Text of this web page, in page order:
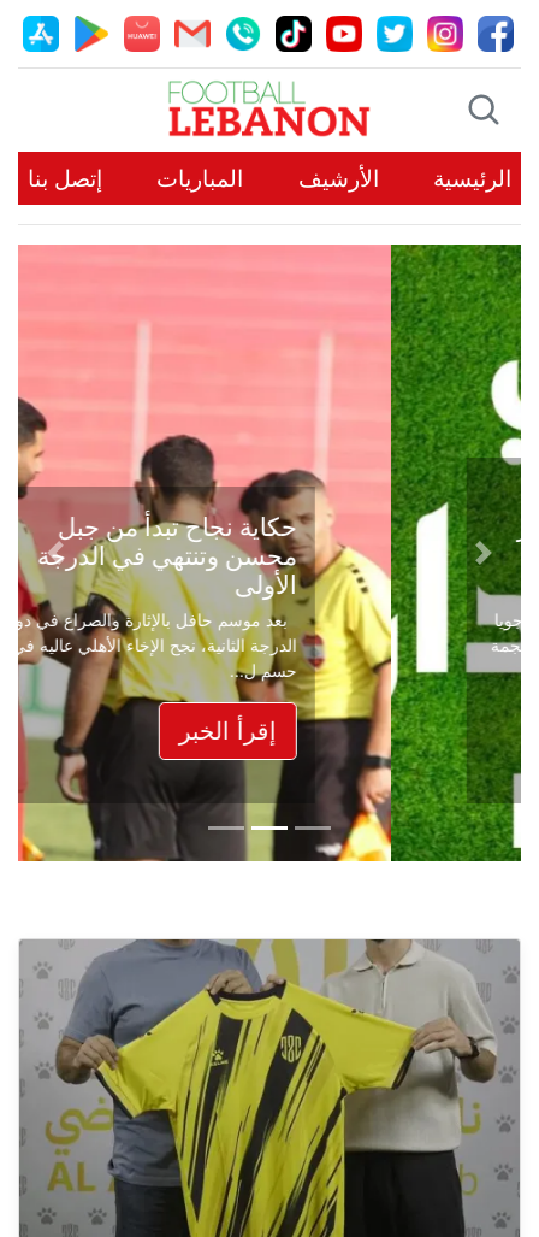
الرئيسية الأرشيف المباريات إتصل بنا
حكاية نجاح تبدأ من جبل
محسن وتنتهي في الدرجة
الأولى
بعد موسم حافل بالإثارة والصراع في دوري
الدرجة الثانية، نجح الإخاء الأهلي عاليه في
حسم ل...
إقرأ الخبر
Previous
Next